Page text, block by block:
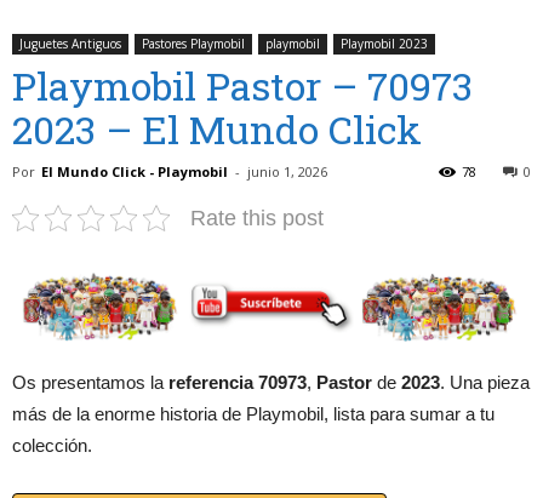
Juguetes Antiguos Pastores Playmobil playmobil Playmobil 2023
Playmobil Pastor – 70973
2023 – El Mundo Click
Por El Mundo Click - Playmobil - junio 1, 2026 0
78
Rate this post
Os presentamos la referencia 70973, Pastor de 2023. Una pieza
más de la enorme historia de Playmobil, lista para sumar a tu
colección.